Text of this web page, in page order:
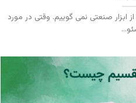
ابزار صنعتی نمی گوییم. وقتی در مورد